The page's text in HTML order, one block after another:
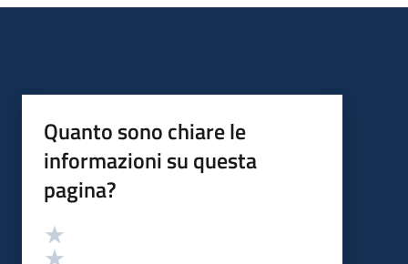
Quanto sono chiare le
informazioni su questa
pagina?
Valutazione